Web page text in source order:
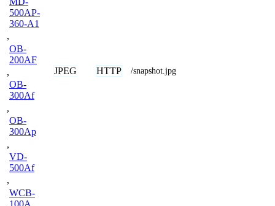
500AP-
360-A1
,
OB-
200AF
,
OB-
300Af
,
OB-
300Ap
,
VD-
500Af
,
WCB-
100A
JPEG HTTP /snapshot.jpg